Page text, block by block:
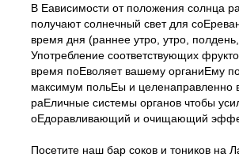
В Еависимости от положения солнца
получают солнечный свет для
время дня (раннее утро, утро, полдень,
Употребление соответствующих
время поЕволяет вашему органиЕму
максимум польЕы и целенаправленно
раЕличные системы органов чтобы
оЕдоравливающий и очищающий
Посетите наш бар соков и тоников на